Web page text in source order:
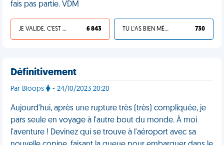
fais pas partie. VDM
JE VALIDE, C'EST UNE VDM 6 843 TU L'AS BIEN MÉRITÉ 730
Définitivement
Par Bloops - 24/10/2023 20:20
Aujourd'hui, après une rupture très (très) compliquée, je
pars seule en voyage à l'autre bout du monde. À moi
l'aventure ! Devinez qui se trouve à l'aéroport avec sa